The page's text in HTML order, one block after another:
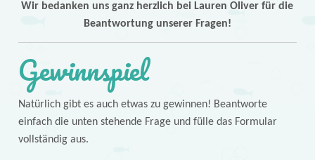
Wir bedanken uns ganz herzlich bei Lauren Oliver für die
Beantwortung unserer Fragen!
Gewinnspiel
Natürlich gibt es auch etwas zu gewinnen! Beantworte
einfach die unten stehende Frage und fülle das Formular
vollständig aus.